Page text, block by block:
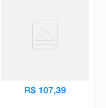
R$ 107,39